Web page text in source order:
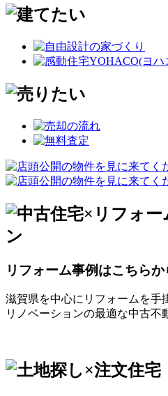
リフォーム事例はこちら
滋賀県を中心にリフォームを手
リノベーションの最適な中古不